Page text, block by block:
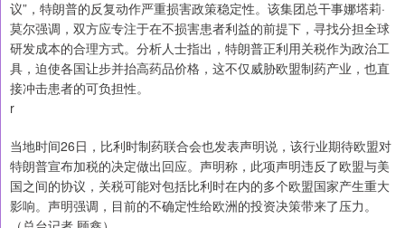
议”，特朗普的反复动作严重损害政策稳定性。该集团总干事娜塔莉·
莫尔强调，双方应专注于在不损害患者利益的前提下，寻找分担全球
研发成本的合理方式。分析人士指出，特朗普正利用关税作为政治工
具，迫使各国让步并抬高药品价格，这不仅威胁欧盟制药产业，也直
接冲击患者的可负担性。
r
当地时间26日，比利时制药联合会也发表声明说，该行业期待欧盟对
特朗普宣布加税的决定做出回应。声明称，此项声明违反了欧盟与美
国之间的协议，关税可能对包括比利时在内的多个欧盟国家产生重大
影响。声明强调，目前的不确定性给欧洲的投资决策带来了压力。